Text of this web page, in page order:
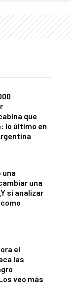
que
lo último en
una
una
si analizar
el
las
veo más